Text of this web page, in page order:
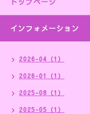
インフォメーション
2026-04（1）
2026-01（1）
2025-08（1）
2025-05（1）